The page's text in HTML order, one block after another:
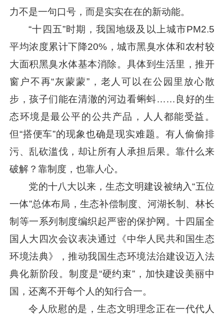
力不是一句口号，而是实实在在的新动能。
“十四五”时期，我国地级及以上城市PM2.5
平均浓度累计下降20%，城市黑臭水体和农村较
大面积黑臭水体基本消除。具体到生活里，推开
窗户不再“灰蒙蒙”，老人可以在公园里放心散
步，孩子们能在清澈的河边看蝌蚪……良好的生
态环境是最公平的公共产品，人人都能受益。
但“搭便车”的现象也确是现实难题。有人偷偷排
污、乱砍滥伐，却让所有人承担后果。靠什么来
破解？靠制度，也靠人心。
党的十八大以来，生态文明建设被纳入“五位
一体”总体布局，生态补偿制度、河湖长制、林长
制等一系列制度编织起严密的保护网。十四届全
国人大四次会议表决通过《中华人民共和国生态
环境法典》，推动我国生态环境法治建设迈入法
典化新阶段。制度是“硬约束”，加快建设美丽中
国，还离不开每个人的知行合一。
令人欣慰的是，生态文明理念正在一代代人